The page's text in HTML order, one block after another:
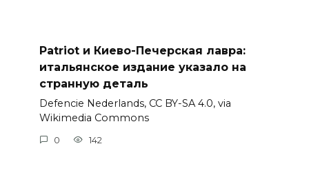
Patriot и Киево-Печерская лавра:
итальянское издание указало на
странную деталь
Defencie Nederlands, CC BY-SA 4.0, via
Wikimedia Commons
0 142